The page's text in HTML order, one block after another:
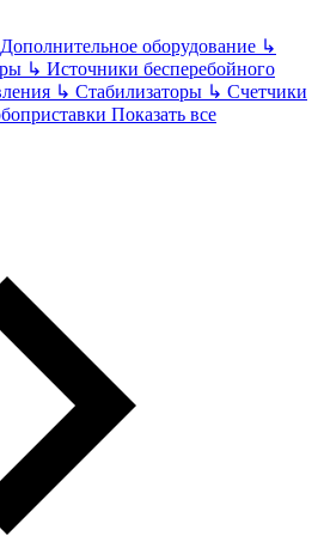
Дополнительное оборудование ↳
↳ Источники бесперебойного
↳ Стабилизаторы ↳ Счетчики
Показать все